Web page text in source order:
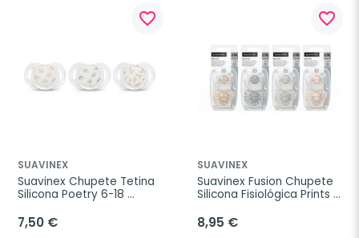
favorite_border
SUAVINEX
Suavinex Chupete Tetina
Silicona Poetry 6-18
7,50 €
favorite_border
SUAVINEX
Suavinex Fusion Chupete
Silicona Fisiológica Prints
8,95 €